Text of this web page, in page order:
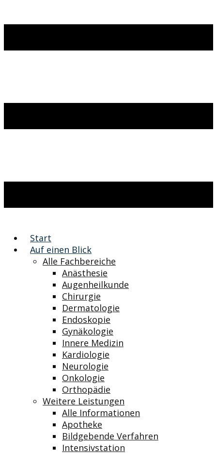
Start
Auf einen Blick
Alle Fachbereiche
Anästhesie
Augenheilkunde
Chirurgie
Dermatologie
Endoskopie
Gynäkologie
Innere Medizin
Kardiologie
Neurologie
Onkologie
Orthopädie
Weitere Leistungen
Alle Informationen
Apotheke
Bildgebende Verfahren
Intensivstation